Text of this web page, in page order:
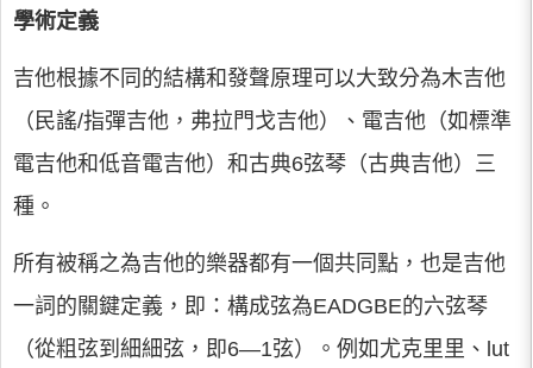
學術定義
吉他根據不同的結構和發聲原理可以大致分為木吉他
（民謠/指彈吉他，弗拉門戈吉他）、電吉他（如標準
電吉他和低音電吉他）和古典6弦琴（古典吉他）三
種。
所有被稱之為吉他的樂器都有一個共同點，也是吉他
一詞的關鍵定義，即：構成弦為EADGBE的六弦琴
（從粗弦到細細弦，即6—1弦）。例如尤克里里、lut